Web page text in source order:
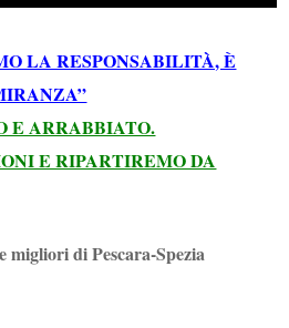
LA RESPONSABILITÀ, È
E ARRABBIATO.
E RIPARTIREMO DA
migliori di Pescara-Spezia